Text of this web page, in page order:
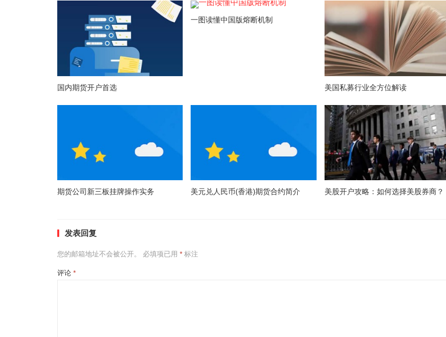
国内期货开户首选
一图读懂中国版熔断机制
美国私募行业全方位解读
期货公司新三板挂牌操作实务 美元兑人民币(香港)期货合约简介 美股开户攻略：如何选择美股券商？
发表回复
您的邮箱地址不会被公开。 必填项已用 *标注
评论 *